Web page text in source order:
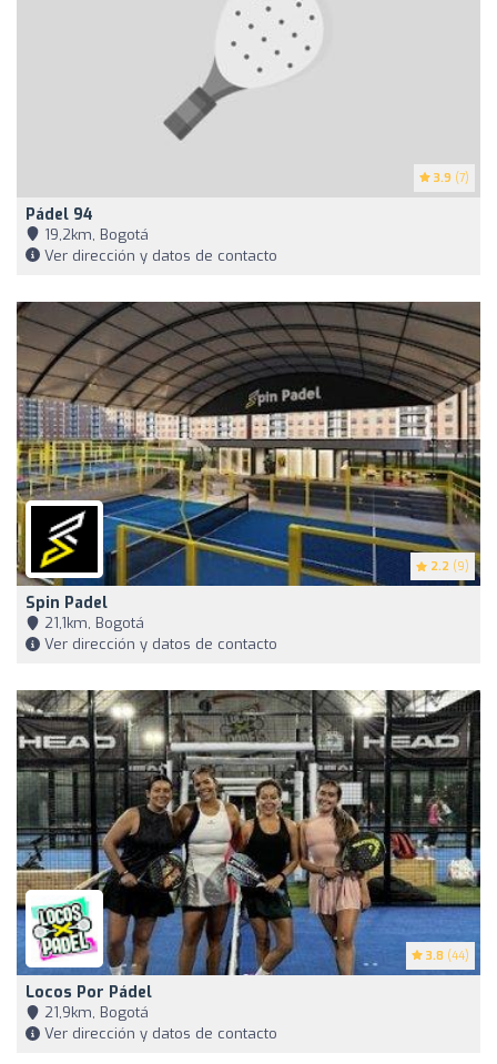
3.9 (7)
Pádel 94
19,2km, Bogotá
Ver dirección y datos de contacto
2.2 (9)
Spin Padel
21,1km, Bogotá
Ver dirección y datos de contacto
3.8 (44)
Locos Por Pádel
21,9km, Bogotá
Ver dirección y datos de contacto